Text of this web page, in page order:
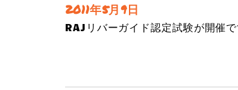
2011年5月9日
RAJリバーガイド認定試験が開催で